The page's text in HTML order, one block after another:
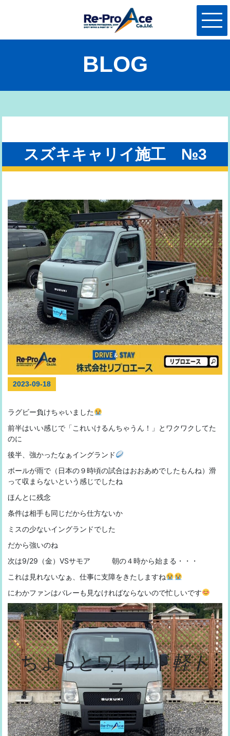
BLOG
スズキキャリイ施工 №3
2023-09-18
ラグビー負けちゃいました
前半はいい感じで「これいけるんちゃうん！」とワクワクしてた
のに
後半、強かったなぁイングランド
ボールが雨で（日本の９時頃の試合はおおあめでしたもんね）滑
って収まらないという感じでしたね
ほんとに残念
条件は相手も同じだから仕方ないか
ミスの少ないイングランドでした
だから強いのね
次は9/29（金）VSサモア 朝の４時から始まる・・・
これは見れないなぁ、仕事に支障をきたしますね
にわかファンはバレーも見なければならないので忙しいです
ちょっとワイルド軽ト
ラ
街乗り普段乗りもできちゃう
お買い物に行って荷物